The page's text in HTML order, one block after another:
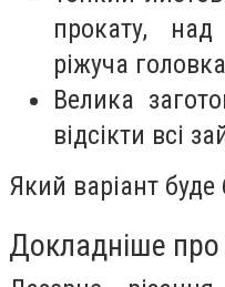
прокату,
ріжуча
Велика
відсікти всі
Який варіант
Докладніше